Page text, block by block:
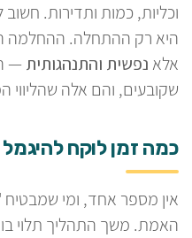
וכליות, כמות ותדירות.
היא רק ההתחלה. ההחלמה
אלא נפשית והתנהגותית—
שקובעים, והם אלה שהליווי
כמה זמן לוקח להיגמל
האמת. משך התהליך תלוי